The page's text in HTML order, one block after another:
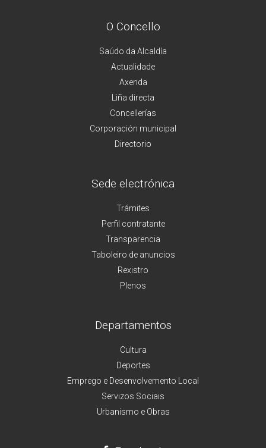
O Concello
Saúdo da Alcaldía
Actualidade
Axenda
Liña directa
Concellerías
Corporación municipal
Directorio
Sede electrónica
Trámites
Perfil contratante
Transparencia
Taboleiro de anuncios
Rexistro
Plenos
Departamentos
Cultura
Deportes
Emprego e Desenvolvemento Local
Servizos Sociais
Urbanismo e Obras